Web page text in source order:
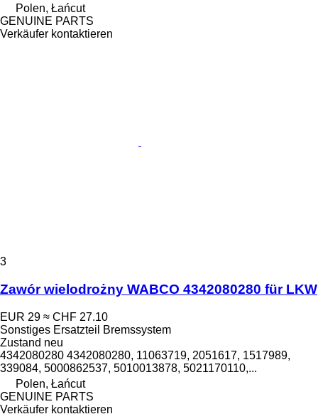
Polen, Łańcut
GENUINE PARTS
Verkäufer kontaktieren
3
Zawór wielodrożny WABCO 4342080280 für LKW
EUR 29 ≈ CHF 27.10
Sonstiges Ersatzteil Bremssystem
Zustand neu
4342080280 4342080280, 11063719, 2051617, 1517989,
339084, 5000862537, 5010013878, 5021170110,...
Polen, Łańcut
GENUINE PARTS
Verkäufer kontaktieren